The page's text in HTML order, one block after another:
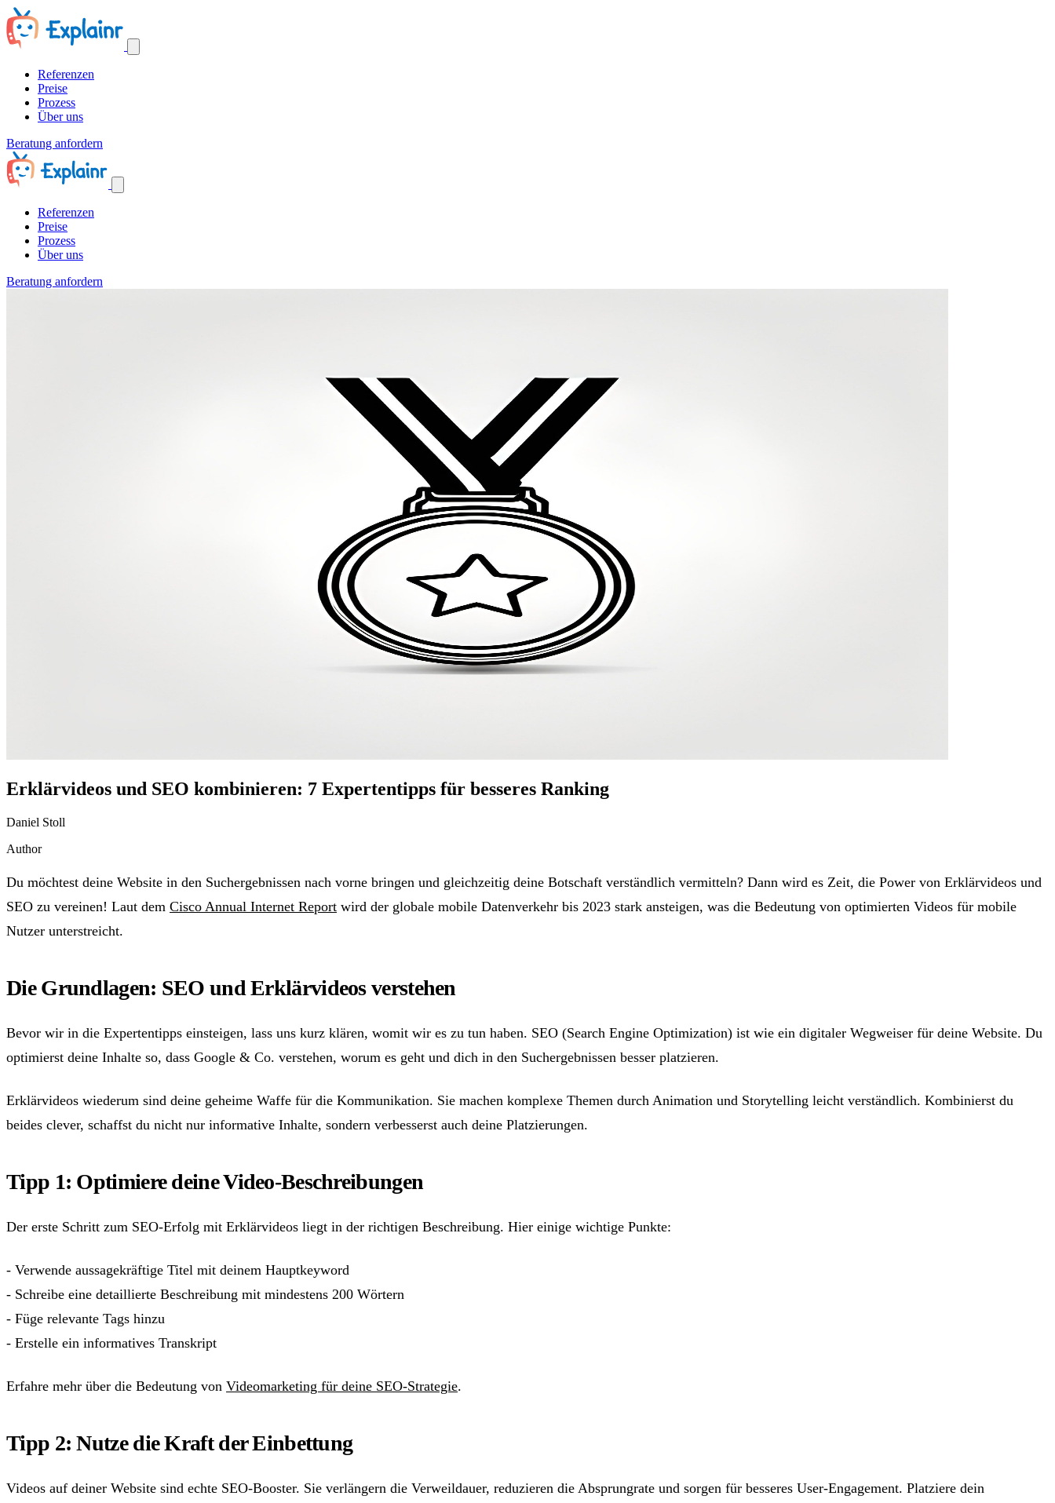
Referenzen
Preise
Prozess
Über uns
Beratung anfordern
Referenzen
Preise
Prozess
Über uns
Beratung anfordern
Erklärvideos und SEO kombinieren: 7 Expertentipps für besseres Ranking
Daniel Stoll
Author
Du möchtest deine Website in den Suchergebnissen nach vorne bringen und gleichzeitig deine Botschaft verständlich vermitteln? Dann wird es Zeit, die Power von Erklärvideos und
SEO zu vereinen! Laut dem Cisco Annual Internet Report wird der globale mobile Datenverkehr bis 2023 stark ansteigen, was die Bedeutung von optimierten Videos für mobile
Nutzer unterstreicht.
Die Grundlagen: SEO und Erklärvideos verstehen
Bevor wir in die Expertentipps einsteigen, lass uns kurz klären, womit wir es zu tun haben. SEO (Search Engine Optimization) ist wie ein digitaler Wegweiser für deine Website. Du
optimierst deine Inhalte so, dass Google & Co. verstehen, worum es geht und dich in den Suchergebnissen besser platzieren.
Erklärvideos wiederum sind deine geheime Waffe für die Kommunikation. Sie machen komplexe Themen durch Animation und Storytelling leicht verständlich. Kombinierst du
beides clever, schaffst du nicht nur informative Inhalte, sondern verbesserst auch deine Platzierungen.
Tipp 1: Optimiere deine Video-Beschreibungen
Der erste Schritt zum SEO-Erfolg mit Erklärvideos liegt in der richtigen Beschreibung. Hier einige wichtige Punkte:
- Verwende aussagekräftige Titel mit deinem Hauptkeyword
- Schreibe eine detaillierte Beschreibung mit mindestens 200 Wörtern
- Füge relevante Tags hinzu
- Erstelle ein informatives Transkript
Erfahre mehr über die Bedeutung von Videomarketing für deine SEO-Strategie.
Tipp 2: Nutze die Kraft der Einbettung
Videos auf deiner Website sind echte SEO-Booster. Sie verlängern die Verweildauer, reduzieren die Absprungrate und sorgen für besseres User-Engagement. Platziere dein